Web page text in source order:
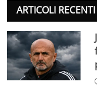
ARTICOLI RECENTI